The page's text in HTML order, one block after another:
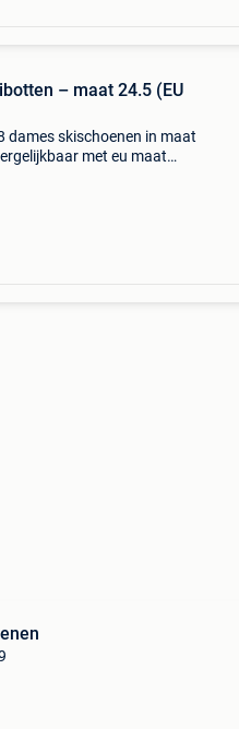
– maat 24.5 (EU
dames skischoenen in maat
met eu maat